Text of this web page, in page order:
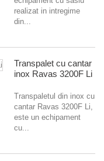
realizat in intregime
din...
Transpalet cu cantar
inox Ravas 3200F Li
Transpaletul din inox cu
cantar Ravas 3200F Li,
este un echipament
cu...